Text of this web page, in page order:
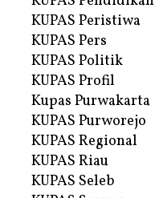
KUPAS Peristiwa
KUPAS Pers
KUPAS Politik
KUPAS Profil
Kupas Purwakarta
KUPAS Purworejo
KUPAS Regional
KUPAS Riau
KUPAS Seleb